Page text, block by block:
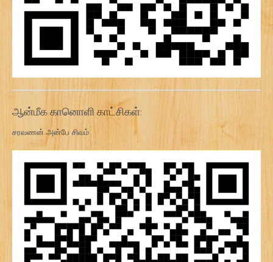
ஆன்மீக கானொளி காட்சிகள்:
சரவணன் அன்பே சிவம்